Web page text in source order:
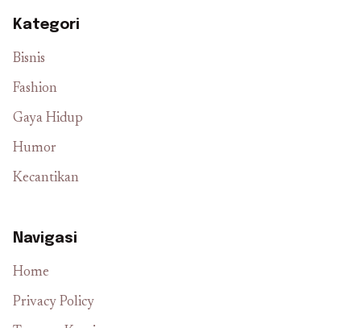
Kategori
Bisnis
Fashion
Gaya Hidup
Humor
Kecantikan
Navigasi
Home
Privacy Policy